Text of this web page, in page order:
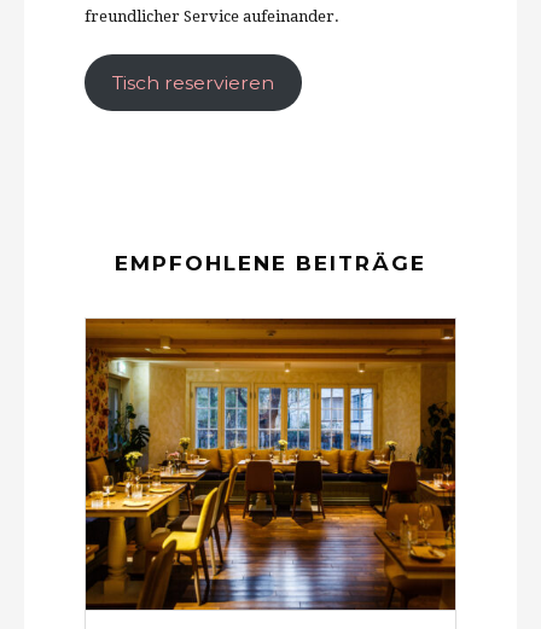
freundlicher Service aufeinander.
Tisch reservieren
EMPFOHLENE BEITRÄGE